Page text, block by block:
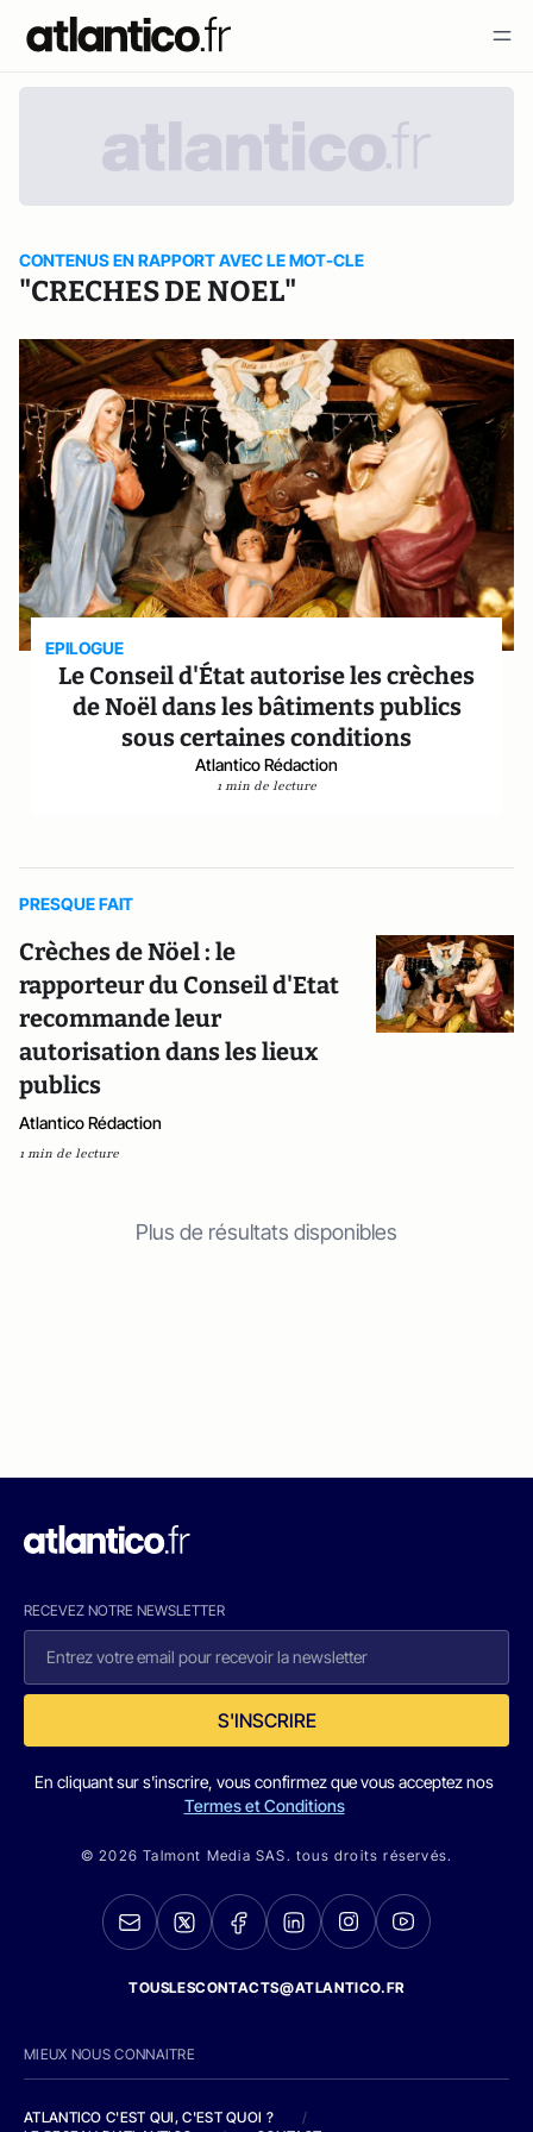
CONTENUS EN RAPPORT AVEC LE MOT-CLE
"CRECHES DE NOEL"
EPILOGUE
Le Conseil d'État autorise les crèches
de Noël dans les bâtiments publics
sous certaines conditions
Atlantico Rédaction
1 min de lecture
PRESQUE FAIT
Crèches de Nöel : le
rapporteur du Conseil d'Etat
recommande leur
autorisation dans les lieux
publics
Atlantico Rédaction
1 min de lecture
Plus de résultats disponibles
RECEVEZ NOTRE NEWSLETTER
S'INSCRIRE
En cliquant sur s'inscrire, vous confirmez que vous acceptez nos
Termes et Conditions
© 2026 Talmont Media SAS. tous droits réservés.
TOUSLESCONTACTS@ATLANTICO.FR
MIEUX NOUS CONNAITRE
ATLANTICO C'EST QUI, C'EST QUOI ?
/